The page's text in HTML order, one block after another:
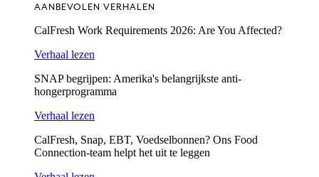
AANBEVOLEN VERHALEN
CalFresh Work Requirements 2026: Are You Affected?
Verhaal lezen
SNAP begrijpen: Amerika's belangrijkste anti-
hongerprogramma
Verhaal lezen
CalFresh, Snap, EBT, Voedselbonnen? Ons Food
Connection-team helpt het uit te leggen